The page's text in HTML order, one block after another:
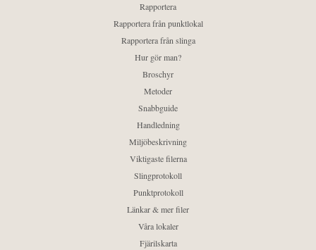
Rapportera
Rapportera från punktlokal
Rapportera från slinga
Hur gör man?
Broschyr
Metoder
Snabbguide
Handledning
Miljöbeskrivning
Viktigaste filerna
Slingprotokoll
Punktprotokoll
Länkar & mer filer
Våra lokaler
Fjärilskarta